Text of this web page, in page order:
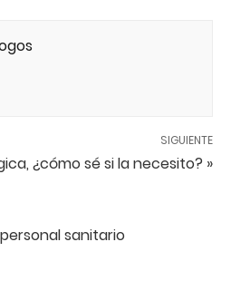
SIGUIENTE
¿cómo sé si la necesito? »
sanitario